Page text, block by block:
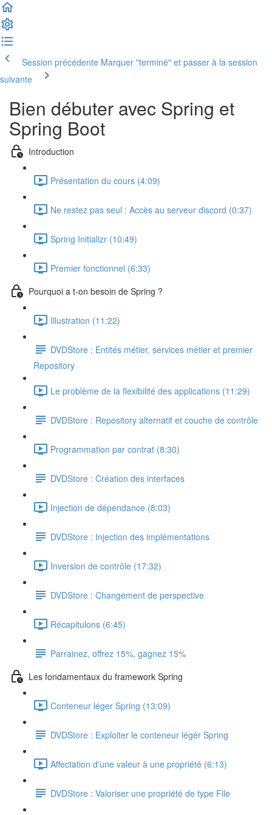
Session précédente Marquer "terminé" et passer à la session
suivante
Bien débuter avec Spring et
Spring Boot
Introduction
Présentation du cours (4:09)
Ne restez pas seul : Accès au serveur discord (0:37)
Spring Initializr (10:49)
Premier fonctionnel (6:33)
Pourquoi a t-on besoin de Spring ?
Illustration (11:22)
DVDStore : Entités métier, services métier et premier
Repository
Le problème de la flexibilité des applications (11:29)
DVDStore : Repository alternatif et couche de contrôle
Programmation par contrat (8:30)
DVDStore : Création des interfaces
Injection de dépendance (8:03)
DVDStore : Injection des implémentations
Inversion de contrôle (17:32)
DVDStore : Changement de perspective
Récapitulons (6:45)
Parrainez, offrez 15%, gagnez 15%
Les fondamentaux du framework Spring
Conteneur léger Spring (13:09)
DVDStore : Exploiter le conteneur légér Spring
Affectation d'une valeur à une propriété (6:13)
DVDStore : Valoriser une propriété de type File